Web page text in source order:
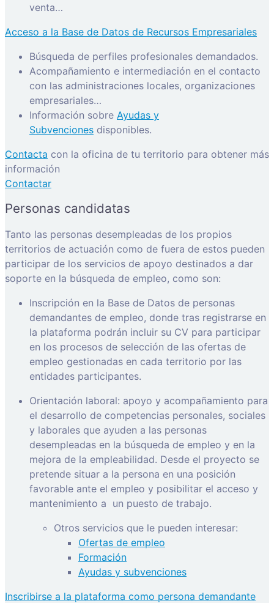
venta…
Acceso a la Base de Datos de Recursos Empresariales
Búsqueda de perfiles profesionales demandados.
Acompañamiento e intermediación en el contacto
con las administraciones locales, organizaciones
empresariales…
Información sobre Ayudas y
Subvenciones disponibles.
Contacta con la oficina de tu territorio para obtener más
información
Contactar
Personas candidatas
Tanto las personas desempleadas de los propios
territorios de actuación como de fuera de estos pueden
participar de los servicios de apoyo destinados a dar
soporte en la búsqueda de empleo, como son:
Inscripción en la Base de Datos de personas
demandantes de empleo, donde tras registrarse en
la plataforma podrán incluir su CV para participar
en los procesos de selección de las ofertas de
empleo gestionadas en cada territorio por las
entidades participantes.
Orientación laboral: apoyo y acompañamiento para
el desarrollo de competencias personales, sociales
y laborales que ayuden a las personas
desempleadas en la búsqueda de empleo y en la
mejora de la empleabilidad. Desde el proyecto se
pretende situar a la persona en una posición
favorable ante el empleo y posibilitar el acceso y
mantenimiento a un puesto de trabajo.
Otros servicios que le pueden interesar:
Ofertas de empleo
Formación
Ayudas y subvenciones
Inscribirse a la plataforma como persona demandante